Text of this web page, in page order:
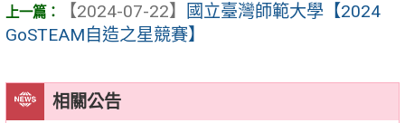
相關公告
【2024-07-22】
國立臺灣師範大學【2024
GoSTEAM自造之星競賽】